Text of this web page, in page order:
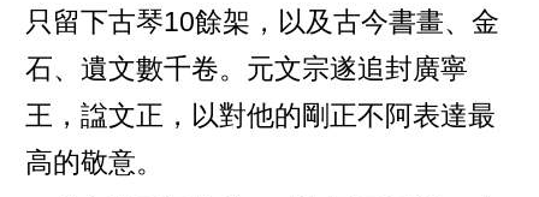
只留下古琴10餘架，以及古今書畫、金
石、遺文數千卷。元文宗遂追封廣寧
王，諡文正，以對他的剛正不阿表達最
高的敬意。